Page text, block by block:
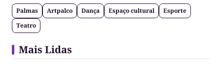
Palmas Artpalco Dança Espaço cultural
Esporte
Teatro
Mais Lidas